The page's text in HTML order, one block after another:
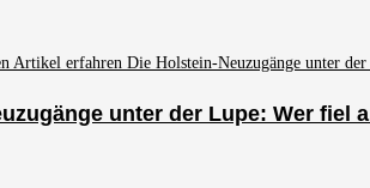
unter der Lupe: Wer fiel